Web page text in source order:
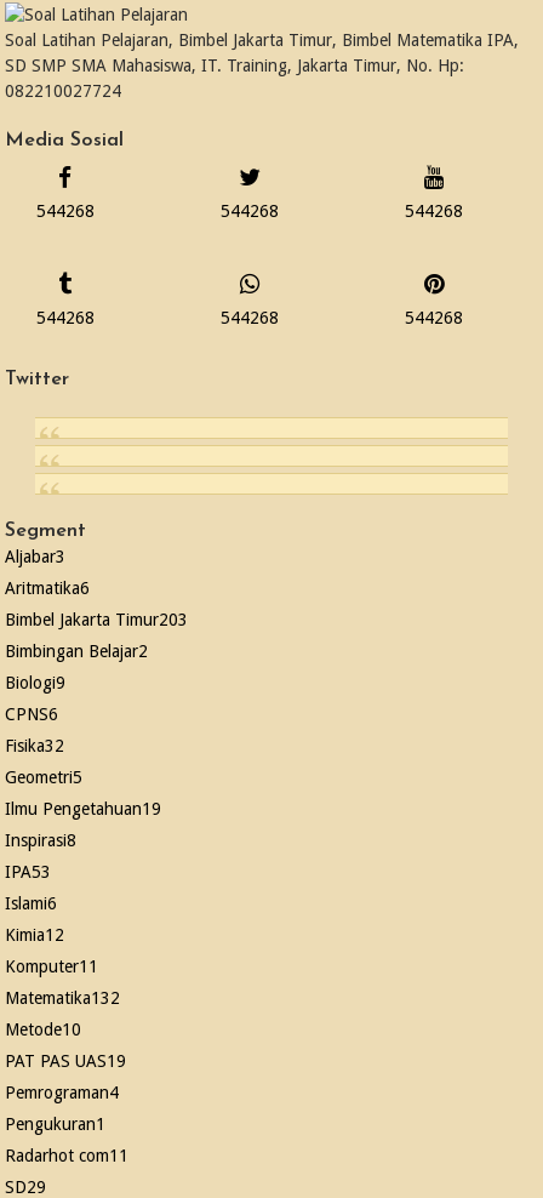
Soal Latihan Pelajaran, Bimbel Jakarta Timur, Bimbel Matematika IPA,
SD SMP SMA Mahasiswa, IT. Training, Jakarta Timur, No. Hp:
082210027724
Media Sosial
544268 544268 544268
544268 544268 544268
Twitter
Segment
Aljabar3
Aritmatika6
Bimbel Jakarta Timur203
Bimbingan Belajar2
Biologi9
CPNS6
Fisika32
Geometri5
Ilmu Pengetahuan19
Inspirasi8
IPA53
Islami6
Kimia12
Komputer11
Matematika132
Metode10
PAT PAS UAS19
Pemrograman4
Pengukuran1
Radarhot com11
SD29